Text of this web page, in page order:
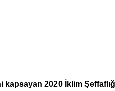
kapsayan 2020 İklim